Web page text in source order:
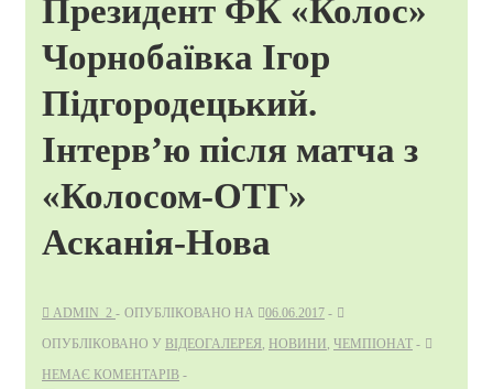
Президент ФК «Колос»
Чорнобаївка Ігор
Підгородецький.
Інтерв’ю після матча з
«Колосом-ОТГ»
Асканія-Нова
ADMIN_2 ОПУБЛІКОВАНО НА
06.06.2017
ОПУБЛІКОВАНО У ВІДЕОГАЛЕРЕЯ НОВИНИ ЧЕМПІОНАТ
НЕМАЄ КОМЕНТАРІВ